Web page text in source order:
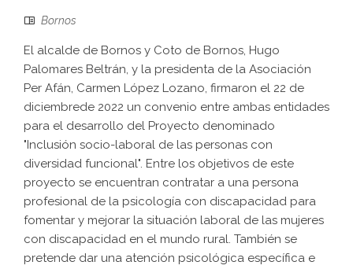
Bornos
El alcalde de Bornos y Coto de Bornos, Hugo
Palomares Beltrán, y la presidenta de la Asociación
Per Afán, Carmen López Lozano, firmaron el 22 de
diciembrede 2022 un convenio entre ambas entidades
para el desarrollo del Proyecto denominado
"Inclusión socio-laboral de las personas con
diversidad funcional". Entre los objetivos de este
proyecto se encuentran contratar a una persona
profesional de la psicología con discapacidad para
fomentar y mejorar la situación laboral de las mujeres
con discapacidad en el mundo rural. También se
pretende dar una atención psicológica específica e